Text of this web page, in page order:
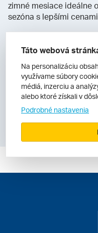
zimné mesiace ideálne
sezóna s lepšími
Ostrov Hispaniola, na
ktorý naň prvýkrát
v Amerike Santo
larimaroma
Táto webová
Na personalizáciu
využívame súbory
médiá, inzerciu a
alebo ktoré získali v
Podrobné nastavenia